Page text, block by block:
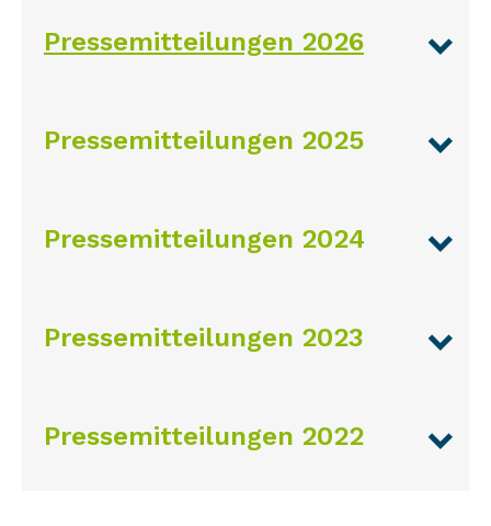
Pressemitteilungen 2026
Pressemitteilungen 2025
Pressemitteilungen 2024
Pressemitteilungen 2023
Pressemitteilungen 2022